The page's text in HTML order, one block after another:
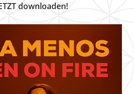
downloaden!